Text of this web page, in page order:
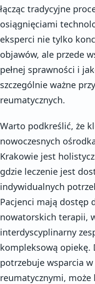
łącząc tradycyjne
osiągnięciami
eksperci nie tylko
objawów, ale przede
pełnej sprawności i
szczególnie ważne
reumatycznych.
Warto podkreślić, że
nowoczesnych
Krakowie jest
gdzie leczenie jest
indywidualnych
Pacjenci mają dostęp
nowatorskich terapii,
interdyscyplinarny
kompleksową opiekę.
potrzebuje wsparcia
reumatycznymi,